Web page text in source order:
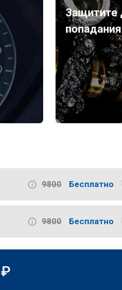
Защитите
9800 Бесплатно
9800 Бесплатно
₽